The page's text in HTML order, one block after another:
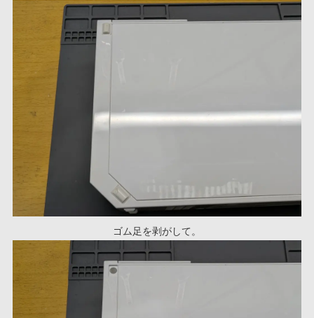
ゴム足を剥がして。